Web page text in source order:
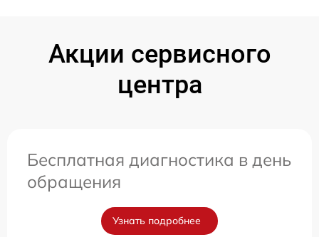
Акции сервисного
центра
Бесплатная диагностика в день
обращения
Узнать подробнее